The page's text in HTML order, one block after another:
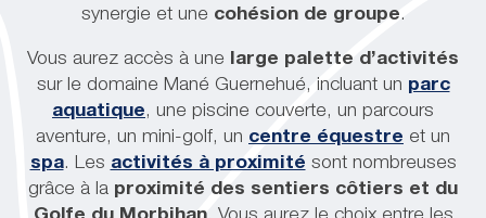
synergie et une cohésion de groupe.
Vous aurez accès à une large palette d’activités
sur le domaine Mané Guernehué, incluant un parc
aquatique, une piscine couverte, un parcours
aventure, un mini-golf, un centre équestre et un
spa. Les activités à proximité sont nombreuses
grâce à la proximité des sentiers côtiers et du